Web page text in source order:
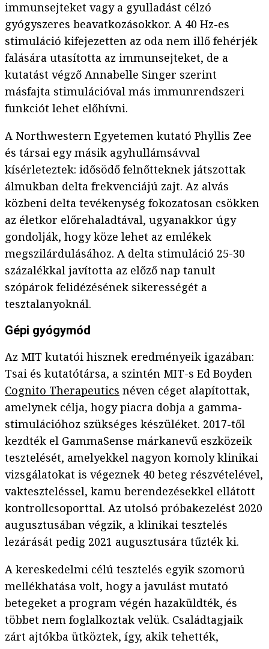
immunsejteket vagy a gyulladást célzó
gyógyszeres beavatkozásokkor. A 40 Hz-es
stimuláció kifejezetten az oda nem illő fehérjék
falására utasította az immunsejteket, de a
kutatást végző Annabelle Singer szerint
másfajta stimulációval más immunrendszeri
funkciót lehet előhívni.
A Northwestern Egyetemen kutató Phyllis Zee
és társai egy másik agyhullámsávval
kísérleteztek: idősödő felnőtteknek játszottak
álmukban delta frekvenciájú zajt. Az alvás
közbeni delta tevékenység fokozatosan csökken
az életkor előrehaladtával, ugyanakkor úgy
gondolják, hogy köze lehet az emlékek
megszilárdulásához. A delta stimuláció 25-30
százalékkal javította az előző nap tanult
szópárok felidézésének sikerességét a
tesztalanyoknál.
Gépi gyógymód
Az MIT kutatói hisznek eredményeik igazában:
Tsai és kutatótársa, a szintén MIT-s Ed Boyden
Cognito Therapeutics néven céget alapítottak,
amelynek célja, hogy piacra dobja a gamma-
stimulációhoz szükséges készüléket. 2017-től
kezdték el GammaSense márkanevű eszközeik
tesztelését, amelyekkel nagyon komoly klinikai
vizsgálatokat is végeznek 40 beteg részvételével,
vakteszteléssel, kamu berendezésekkel ellátott
kontrollcsoporttal. Az utolsó próbakezelést 2020
augusztusában végzik, a klinikai tesztelés
lezárását pedig 2021 augusztusára tűzték ki.
A kereskedelmi célú tesztelés egyik szomorú
mellékhatása volt, hogy a javulást mutató
betegeket a program végén hazaküldték, és
többet nem foglalkoztak velük. Családtagjaik
zárt ajtókba ütköztek, így, akik tehették,